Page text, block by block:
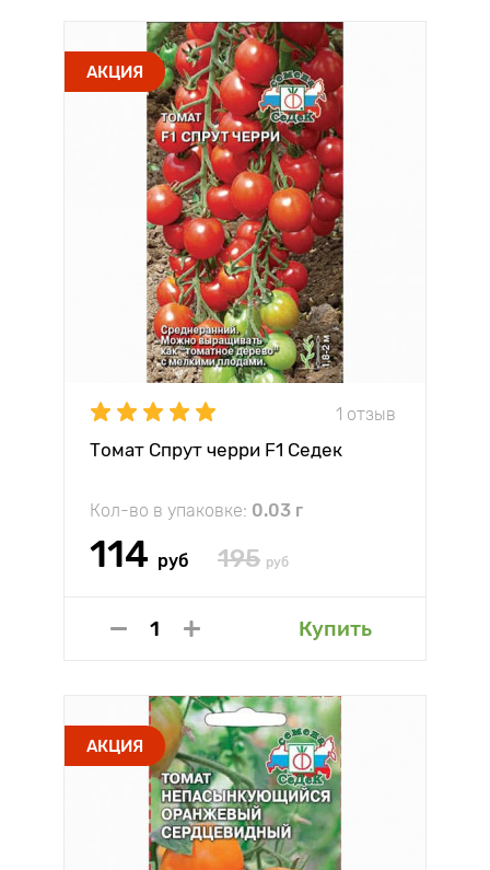
АКЦИЯ
1 отзыв
Томат Спрут черри F1 Седек
Кол-во в упаковке: 0.03 г
114 руб 195 руб
Купить
АКЦИЯ